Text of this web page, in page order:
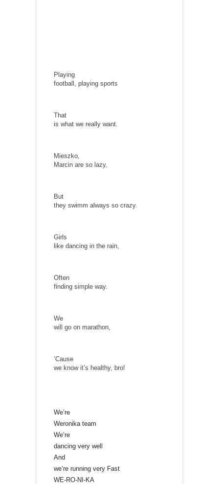
Playing
football, playing sports
That
is what we really want.
Mieszko,
Marcin are so lazy,
But
they swimm always so crazy.
Girls
like dancing in the rain,
Often
finding simple way.
We
will go on marathon,
’Cause
we know it’s healthy, bro!
We’re
Weronika team
We’re
dancing very well
And
we’re running very Fast
WE-RO-NI-KA